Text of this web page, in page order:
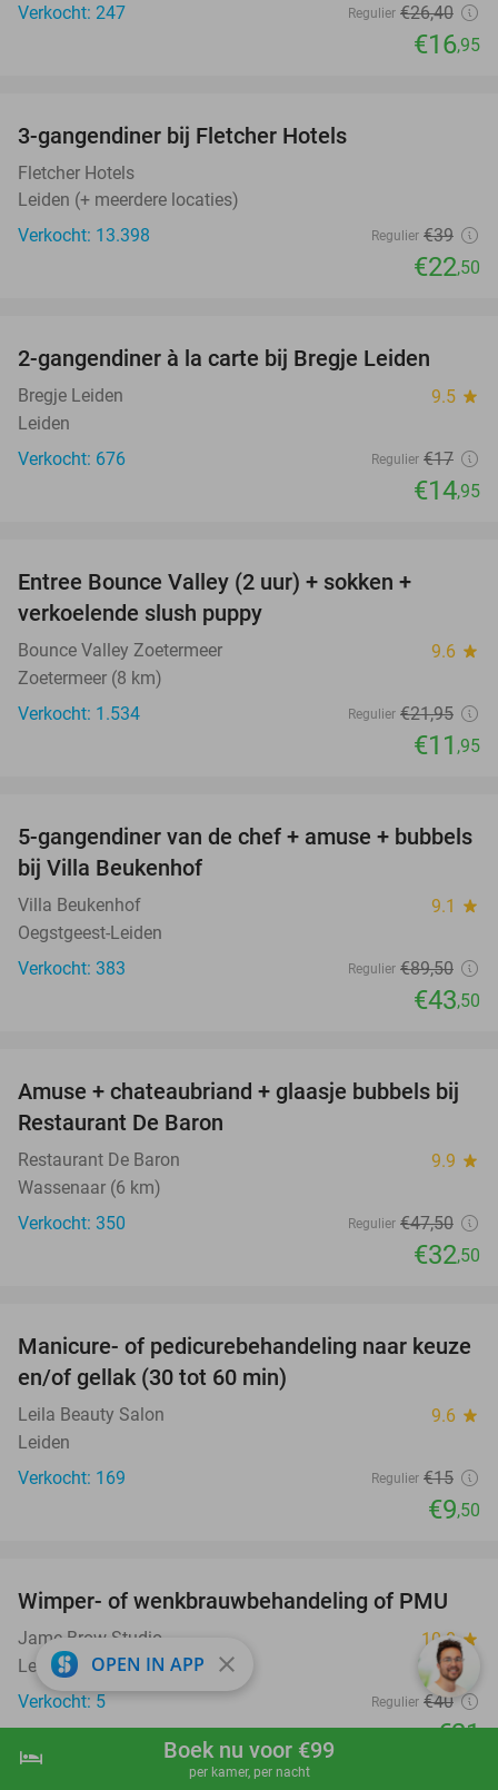
shopping_cart Boek nu
hotel Boek nu voor €99
per kamer, per nacht
Verkocht: 247
Regulier €26,40
€16,95
3-gangendiner bij Fletcher Hotels
Fletcher Hotels
Leiden (+ meerdere locaties)
Verkocht: 13.398
Regulier €39
€22,50
2-gangendiner à la carte bij Bregje Leiden
Bregje Leiden 9.5 star
Leiden
Verkocht: 676
Regulier €17
€14,95
Entree Bounce Valley (2 uur) + sokken +
verkoelende slush puppy
Bounce Valley Zoetermeer 9.6 star
Zoetermeer (8 km)
Verkocht: 1.534
Regulier €21,95
€11 ,95
51%
5-gangendiner van de chef + amuse + bubbels
bij Villa Beukenhof
Villa Beukenhof 9.1 star
Oegstgeest-Leiden
Verkocht: 383
Regulier €89,50
€43,50
32%
Amuse + chateaubriand + glaasje bubbels bij
Restaurant De Baron
Restaurant De Baron 9.9 star
Wassenaar (6 km)
Verkocht: 350
Regulier €47,50
€32,50
37%
Manicure- of pedicurebehandeling naar keuze
en/of gellak (30 tot 60 min)
Leila Beauty Salon 9.6 star
Leiden
Verkocht: 169
Regulier €15
€9,50
48%
Wimper- of wenkbrauwbehandeling of PMU
Jame Brow Studio 10.0star
Leiden
Verkocht: 5
Regulier €40
€21
OPEN IN APP close